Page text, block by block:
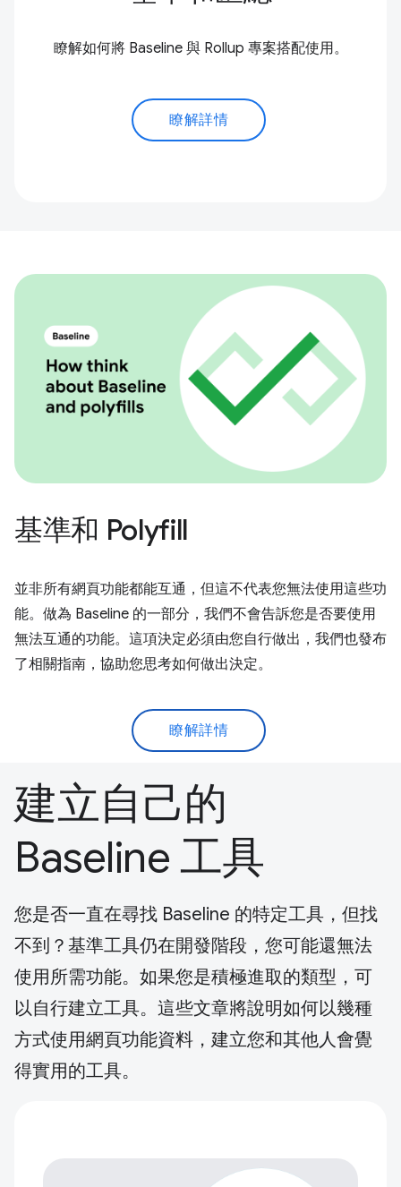
瞭解如何將 Baseline 與 Rollup 專案搭配使用。
瞭解詳情
基準和 Polyfill
並非所有網頁功能都能互通，但這不代表您無法使用這些功
能。做為 Baseline 的一部分，我們不會告訴您是否要使用
無法互通的功能。這項決定必須由您自行做出，我們也發布
了相關指南，協助您思考如何做出決定。
瞭解詳情
建立自己的
Baseline 工具
您是否一直在尋找 Baseline 的特定工具，但找
不到？基準工具仍在開發階段，您可能還無法
使用所需功能。如果您是積極進取的類型，可
以自行建立工具。這些文章將說明如何以幾種
方式使用網頁功能資料，建立您和其他人會覺
得實用的工具。